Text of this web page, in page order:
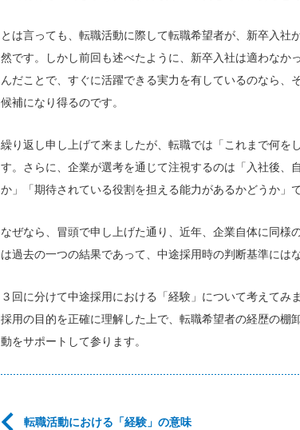
とは言っても、転職活動に際して転職希望者が、新卒入
然です。しかし前回も述べたように、新卒入社は適わな
んだことで、すぐに活躍できる実力を有しているのなら
候補になり得るのです。
繰り返し申し上げて来ましたが、転職では「これまで何を
す。さらに、企業が選考を通じて注視するのは「入社後、
か」「期待されている役割を担える能力があるかどうか」で
なぜなら、冒頭で申し上げた通り、近年、企業自体に同
は過去の一つの結果であって、中途採用時の判断基準には
３回に分けて中途採用における「経験」について考えて
採用の目的を正確に理解した上で、転職希望者の経歴の
動をサポートして参ります。
転職活動における「経験」の意味